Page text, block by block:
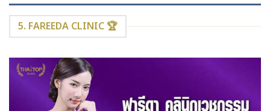
5. FAREEDA CLINIC 🏆